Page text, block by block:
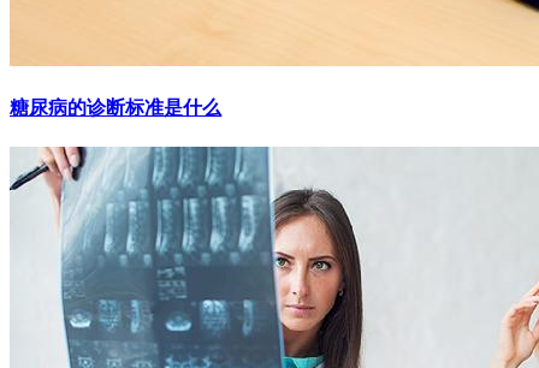
糖尿病的诊断标准是什么